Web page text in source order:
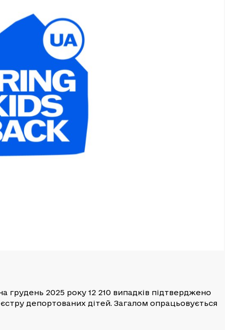
грудень 2025 року 12 210 випадків підтверджено
депортованих дітей. Загалом опрацьовується